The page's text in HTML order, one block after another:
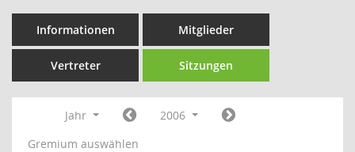
Informationen Mitglieder
Vertreter Sitzungen
Jahr
2006
Gremium auswählen